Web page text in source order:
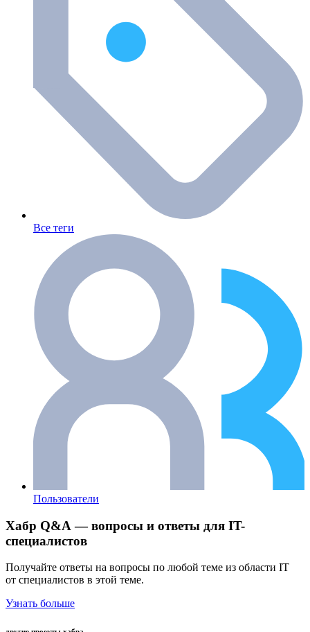
Все теги
Пользователи
Хабр Q&A — вопросы и ответы для IT-
специалистов
Получайте ответы на вопросы по любой теме из области IT
от специалистов в этой теме.
Узнать больше